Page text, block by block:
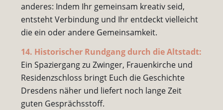
anderes: Indem Ihr gemeinsam kreativ seid,
entsteht Verbindung und Ihr entdeckt vielleicht
die ein oder andere Gemeinsamkeit.
14. Historischer Rundgang durch die Altstadt:
Ein Spaziergang zu Zwinger, Frauenkirche und
Residenzschloss bringt Euch die Geschichte
Dresdens näher und liefert noch lange Zeit
guten Gesprächsstoff.